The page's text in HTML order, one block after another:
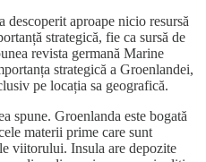
descoperit aproape nicio resursă
strategică, fie ca sursă de
revista germană Marine
strategică a Groenlandei,
pe locația sa geografică.
spune. Groenlanda este bogată
materii prime care sunt
viitorului. Insula are depozite